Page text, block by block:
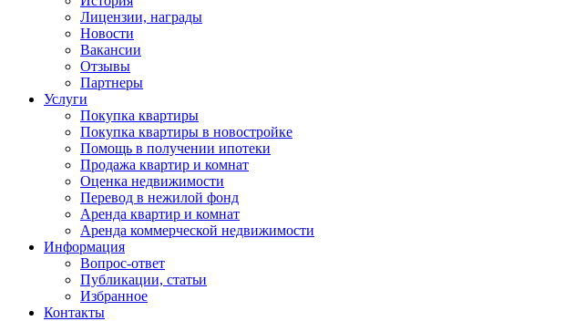
Лицензии, награды
Новости
Вакансии
Отзывы
Партнеры
Услуги
Покупка квартиры
Покупка квартиры в новостройке
Помощь в получении ипотеки
Продажа квартир и комнат
Оценка недвижимости
Перевод в нежилой фонд
Аренда квартир и комнат
Аренда коммерческой недвижимости
Информация
Вопрос-ответ
Публикации, статьи
Избранное
Контакты